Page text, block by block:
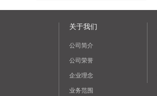
关于我们
公司简介
公司荣誉
企业理念
业务范围